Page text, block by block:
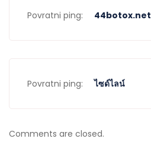
Povratni ping: 44botox.net
Povratni ping: ไซด์ไลน์
Comments are closed.